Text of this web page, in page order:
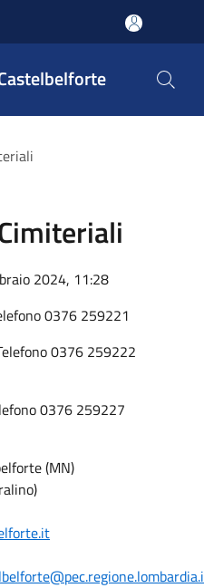
2024, 11:28
0376 259221
0376 259222
0376 259227
(MN)